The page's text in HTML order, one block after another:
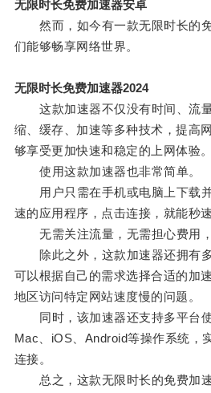
无限时长免费加速器安卓
然而，如今有一款无限时长的免
们能够畅享网络世界。
无限时长免费加速器2024
这款加速器不仅没有时间、流
缩、缓存、加速等多种技术，提高
够享受更加快速和稳定的上网体验。
使用这款加速器也非常简单。
用户只需在手机或电脑上下载并
速的应用程序，点击连接，就能秒
无需关注流量，无需担心费用，
除此之外，这款加速器还拥有多
可以根据自己的需求选择合适的加
地区访问特定网站速度慢的问题。
同时，该加速器还支持多平台使
Mac、iOS、Android等操作系统，
连接。
总之，这款无限时长的免费加